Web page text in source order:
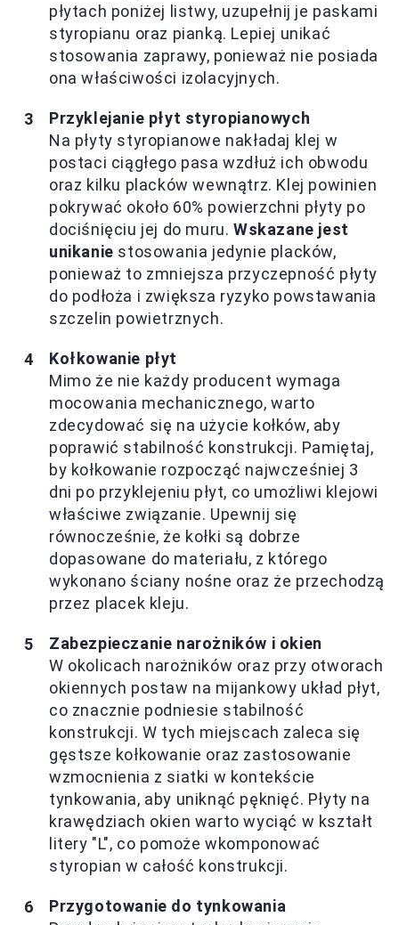
płytach poniżej listwy, uzupełnij je paskami
styropianu oraz pianką. Lepiej unikać
stosowania zaprawy, ponieważ nie posiada
ona właściwości izolacyjnych.
Przyklejanie płyt styropianowych
Na płyty styropianowe nakładaj klej w
postaci ciągłego pasa wzdłuż ich obwodu
oraz kilku placków wewnątrz. Klej powinien
pokrywać około 60% powierzchni płyty po
dociśnięciu jej do muru.Wskazane jest
unikanie stosowania jedynie placków,
ponieważ to zmniejsza przyczepność płyty
do podłoża i zwiększa ryzyko powstawania
szczelin powietrznych.
Kołkowanie płyt
Mimo że nie każdy producent wymaga
mocowania mechanicznego, warto
zdecydować się na użycie kołków, aby
poprawić stabilność konstrukcji. Pamiętaj,
by kołkowanie rozpocząć najwcześniej 3
dni po przyklejeniu płyt, co umożliwi klejowi
właściwe związanie. Upewnij się
równocześnie, że kołki są dobrze
dopasowane do materiału, z którego
wykonano ściany nośne oraz że przechodzą
przez placek kleju.
Zabezpieczanie narożników i okien
W okolicach narożników oraz przy otworach
okiennych postaw na mijankowy układ płyt,
co znacznie podniesie stabilność
konstrukcji. W tych miejscach zaleca się
gęstsze kołkowanie oraz zastosowanie
wzmocnienia z siatki w kontekście
tynkowania, aby uniknąć pęknięć. Płyty na
krawędziach okien warto wyciąć w kształt
litery "L", co pomoże wkomponować
styropian w całość konstrukcji.
Przygotowanie do tynkowania